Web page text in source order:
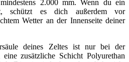
2.000 mm. Wenn du ein
schützt es dich außerdem vor
Wetter an der Innenseite deiner
deines Zeltes ist nur bei der
zusätzliche Schicht Polyurethan